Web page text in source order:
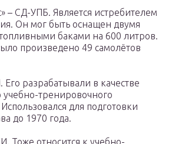
– СД-УПБ. Является истребителем
Он мог быть оснащен двумя
баками на 600 литров.
произведено 49 самолётов
разрабатывали в качестве
учебно-тренировочного
для подготовки
до 1970 года.
Тоже относится к учебно-